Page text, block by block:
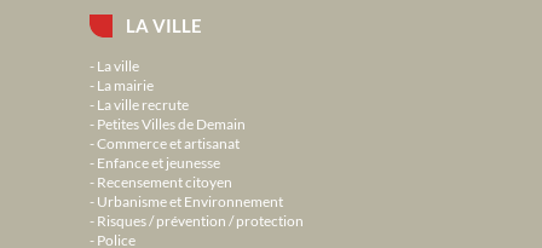
LA VILLE
La ville
La mairie
La ville recrute
Petites Villes de Demain
Commerce et artisanat
Enfance et jeunesse
Recensement citoyen
Urbanisme et Environnement
Risques / prévention / protection
Police